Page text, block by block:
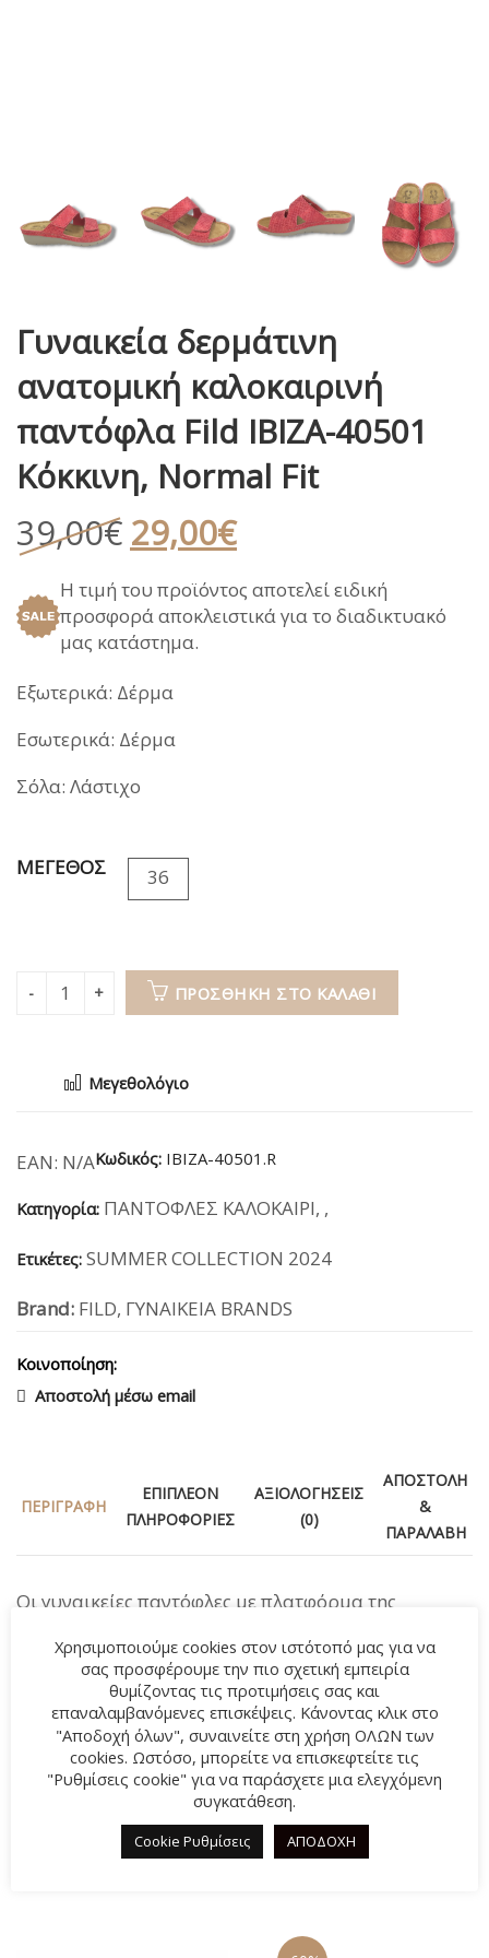
Γυναικεία δερμάτινη
ανατομική καλοκαιρινή
παντόφλα Fild IBIZA-40501
Κόκκινη, Normal Fit
39,00€ Original
price
was:
39,00€.
29,00€Η
τρέχουσα
τιμή
είναι:
Η τιμή του προϊόντος αποτελεί ειδική
προσφορά αποκλειστικά για το διαδικτυακό
μας κατάστημα.
Εξωτερικά: Δέρμα
Εσωτερικά: Δέρμα
Σόλα: Λάστιχο
ΜΕΓΕΘΟΣ 36
ΠΡΟΣΘΉΚΗ ΣΤΟ ΚΑΛΆΘΙ
Μεγεθολόγιο
EAN: N/AΚωδικός: IBIZA-40501.R
Κατηγορία: ΠΑΝΤΟΦΛΕΣ ΚΑΛΟΚΑΙΡΙ, ,
Ετικέτες: SUMMER COLLECTION 2024
Brand: FILD, ΓΥΝΑΙΚΕΙΑ BRANDS
Κοινοποίηση:
Αποστολή μέσω email
ΠΕΡΙΓΡΑΦΉ
ΕΠΙΠΛΈΟΝ
ΠΛΗΡΟΦΟΡΊΕΣ
ΑΞΙΟΛΟΓΉΣΕΙΣ
(0)
ΑΠΟΣΤΟΛΉ
&
ΠΑΡΑΛΑΒΉ
Οι γυναικείες παντόφλες με πλατφόρμα της
των καλοκαιρινών outfits. Με ανατομικό σχεδιασμό
για άνετο βάδισμα ακόμα και στις πιο απαιτητικές
μέρες.
Summer collection 2024
Χρησιμοποιούμε cookies στον ιστότοπό μας για να
σας προσφέρουμε την πιο σχετική εμπειρία
θυμίζοντας τις προτιμήσεις σας και
επαναλαμβανόμενες επισκέψεις. Κάνοντας κλικ στο
"Αποδοχή όλων", συναινείτε στη χρήση ΟΛΩΝ των
cookies. Ωστόσο, μπορείτε να επισκεφτείτε τις
"Ρυθμίσεις cookie" για να παράσχετε μια ελεγχόμενη
συγκατάθεση.
Cookie Ρυθμίσεις ΑΠΟΔΟΧΗ